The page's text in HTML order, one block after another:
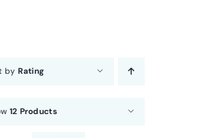
by Rating
12 Products